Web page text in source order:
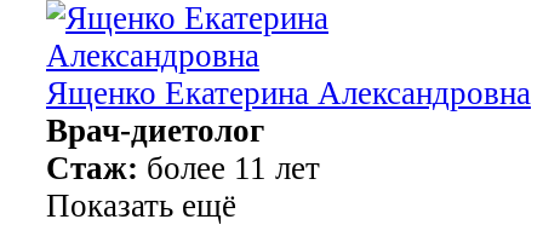
Ященко Екатерина Александровна
Врач-диетолог
Стаж: более 11 лет
Показать ещё